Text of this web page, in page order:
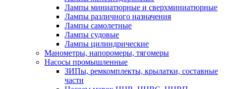
Лампы миниатюрные и сверхминиатюрные
Лампы различного назначения
Лампы самолетные
Лампы судовые
Лампы цилиндрические
Манометры, напоромеры, тягомеры
Насосы промышленные
ЗИПы, ремкомплекты, крылатки, составные
части